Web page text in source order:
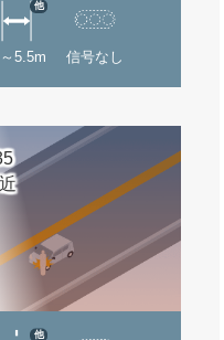
5.5m
他
信号なし
他